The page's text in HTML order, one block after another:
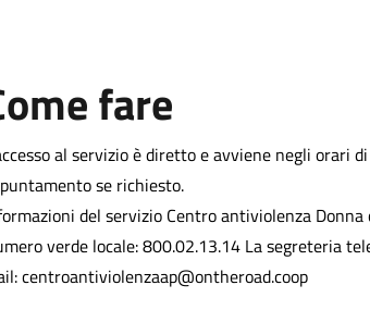
fare
al servizio è diretto e avviene negli
se richiesto.
del servizio Centro antiviolenza Donna
verde locale: 800.02.13.14 La segreteria
centroantiviolenzaap@ontheroad.coop